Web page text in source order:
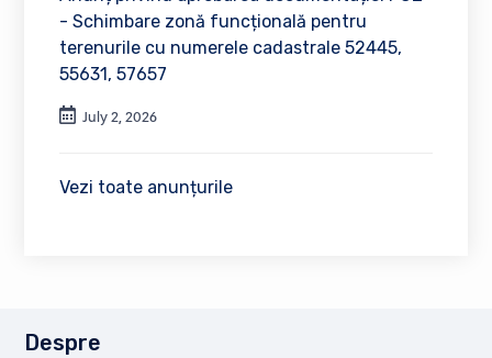
- Schimbare zonă funcțională pentru
terenurile cu numerele cadastrale 52445,
55631, 57657
July 2, 2026
Vezi toate anunțurile
Despre